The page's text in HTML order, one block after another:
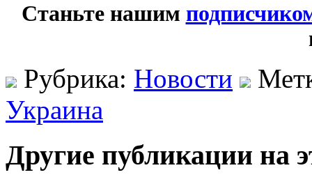
Станьте нашим
Рубрика: Новости
Украина
Другие публикации на